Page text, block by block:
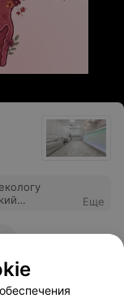
и опыт!
Еще